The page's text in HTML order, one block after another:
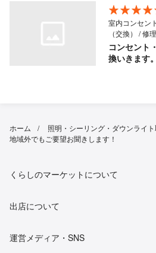
室内コンセン
（交換） / 修
コンセント
換いきます。
ホーム 照明・シーリング・ダウンライ
地域外でもご要望お聞きします！
くらしのマーケットについて
出店について
運営メディア・SNS